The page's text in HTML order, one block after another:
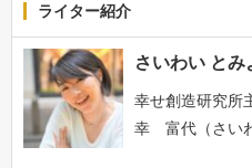
ライター紹介
さいわい とみ
幸せ創造研究所
幸 富代（さい